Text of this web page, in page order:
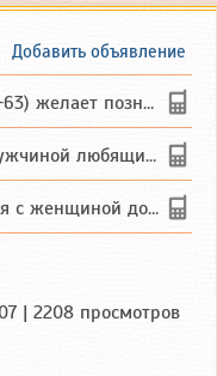
Добавить объявление
добродушным, без вредных ...
и петь на родном чувашском языке
или русской национальности дл...
| 2208 просмотров